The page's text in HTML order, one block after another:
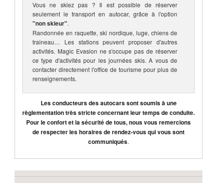
Vous ne skiez pas ? Il est possible de réserver
seulement le transport en autocar, grâce à l'option
"non skieur".
Randonnée en raquette, ski nordique, luge, chiens de
traineau… Les stations peuvent proposer d'autres
activités. Magic Evasion ne s'occupe pas de réserver
ce type d'activités pour les journées skis. A vous de
contacter directement l'office de tourisme pour plus de
renseignements.
Les conducteurs des autocars sont soumis à une
règlementation très stricte concernant leur temps de conduite.
Pour le confort et la sécurité de tous, nous vous remercions
de respecter les horaires de rendez-vous qui vous sont
communiqués.